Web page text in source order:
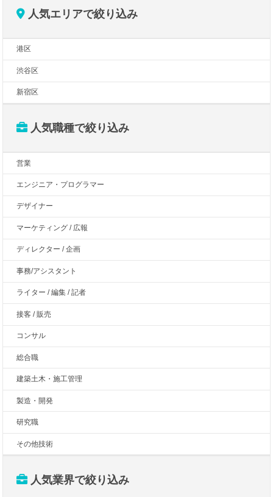
人気エリアで絞り込み
港区
渋谷区
新宿区
人気職種で絞り込み
営業
エンジニア・プログラマー
デザイナー
マーケティング / 広報
ディレクター / 企画
事務/アシスタント
ライター / 編集 / 記者
接客 / 販売
コンサル
総合職
建築土木・施工管理
製造・開発
研究職
その他技術
人気業界で絞り込み